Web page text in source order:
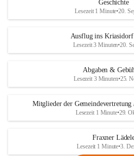
Geschichte
Lesezeit 1 Minute•20.
Ausflug ins Kriasidorf
Lesezeit 3 Minuten•20.
Abgaben &
Lesezeit 3 Minuten•25.
Mitglieder der
Lesezeit 1 Minute•29.
Fraxner
Lesezeit 1 Minute•3.